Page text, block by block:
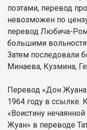
поэтами, перевод
невозможен по
перевод Любича-
большими
Затем последовали
Минаева, Кузмина,
Перевод «Дон
1964 году в ссылке.
«Воистину
Жуан» в переводе